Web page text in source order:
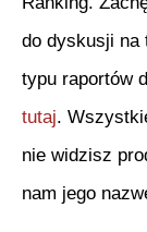
do dyskusji na
typu raportów
tutaj.
nie widzisz
nam jego